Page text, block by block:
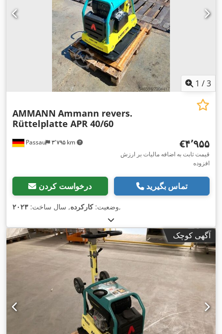
1 /3
Passau ۳٬۷۹۵ km
AMMANN Ammann revers.
Rüttelplatte APR 40/60
‎€۴٬۹۵۵
قیمت ثابت به اضافه مالیات بر ارزش
افزوده
درخواست کردن تماس بگیرید
وضعیت:کارکرده, سال ساخت: ۲۰۲۳ ,
آگهی کوچک